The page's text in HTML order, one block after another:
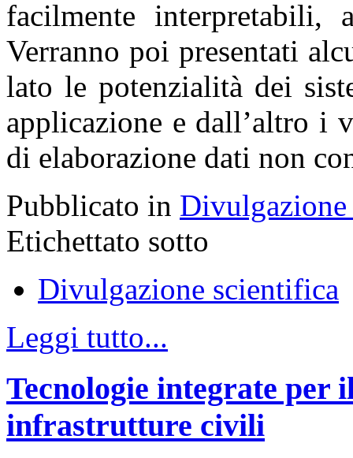
facilmente interpretabili,
Verranno poi presentati
lato le potenzialità dei
applicazione e dall’altro i
di elaborazione dati non
Pubblicato in
Etichettato sotto
Divulgazione scientifica
Leggi tutto...
Tecnologie integrate per
infrastrutture civili